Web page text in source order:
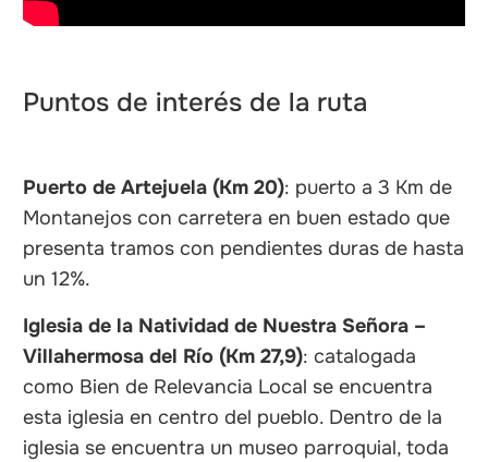
Puntos de interés de la ruta
Puerto de Artejuela (Km 20): puerto a 3 Km de
Montanejos con carretera en buen estado que
presenta tramos con pendientes duras de hasta
un 12%.
Iglesia de la Natividad de Nuestra Señora –
Villahermosa del Río (Km 27,9): catalogada
como Bien de Relevancia Local se encuentra
esta iglesia en centro del pueblo. Dentro de la
iglesia se encuentra un museo parroquial, toda